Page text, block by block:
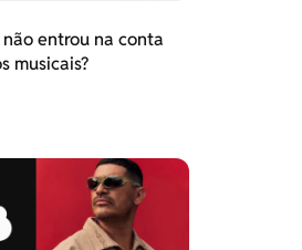
entrou na conta
musicais?